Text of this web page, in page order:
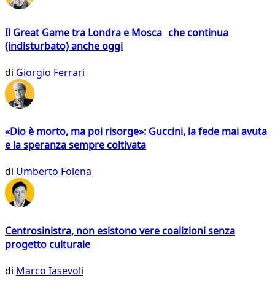
Il Great Game tra Londra e Mosca che continua
(indisturbato) anche oggi
di Giorgio Ferrari
«Dio è morto, ma poi risorge»: Guccini, la fede mai avuta
e la speranza sempre coltivata
di Umberto Folena
Centrosinistra, non esistono vere coalizioni senza
progetto culturale
di Marco Iasevoli